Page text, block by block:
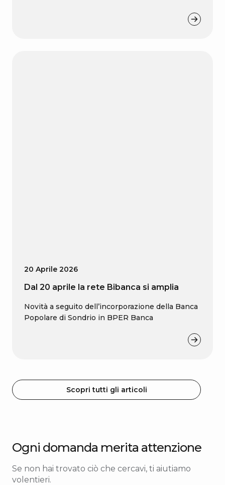
20 Aprile 2026
Dal 20 aprile la rete Bibanca si amplia
Novità a seguito dell’incorporazione della Banca
Popolare di Sondrio in BPER Banca
Scopri tutti gli articoli
Ogni domanda merita attenzione
Se non hai trovato ciò che cercavi, ti aiutiamo
volentieri.